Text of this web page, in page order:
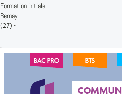
Formation initiale
Bernay
(27) -